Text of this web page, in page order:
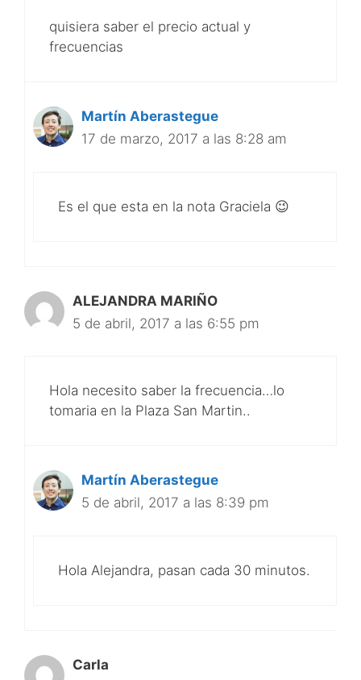
quisiera saber el precio actual y
frecuencias
Martín Aberastegue
17 de marzo, 2017 a las 8:28 am
Es el que esta en la nota Graciela 😉
ALEJANDRA MARIÑO
5 de abril, 2017 a las 6:55 pm
Hola necesito saber la frecuencia…lo
tomaria en la Plaza San Martin..
Martín Aberastegue
5 de abril, 2017 a las 8:39 pm
Hola Alejandra, pasan cada 30 minutos.
Carla